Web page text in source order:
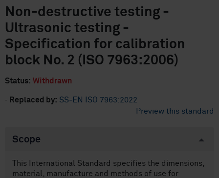
Non-destructive testing -
Ultrasonic testing -
Specification for calibration
block No. 2 (ISO 7963:2006)
Status: Withdrawn
· Replaced by: SS-EN ISO 7963:2022
Preview this standard
Scope
This International Standard specifies the dimensions,
material, manufacture and methods of use for